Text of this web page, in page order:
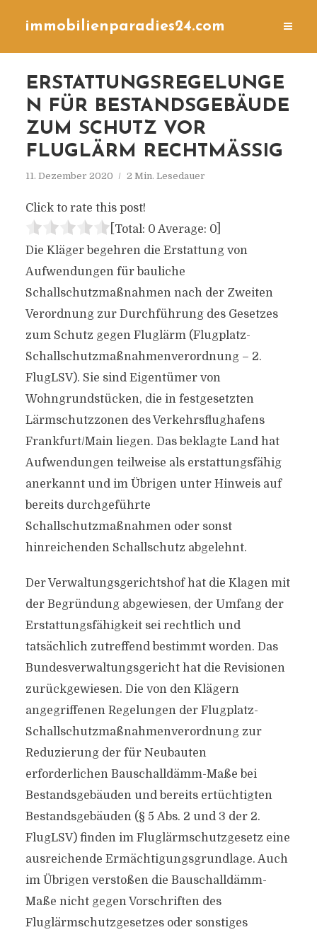
immobilienparadies24.com
ERSTATTUNGSREGELUNGE
N FÜR BESTANDSGEBÄUDE
ZUM SCHUTZ VOR
FLUGLÄRM RECHTMÄSSIG
11. Dezember 2020 2 Min. Lesedauer
Click to rate this post!
[Total: 0 Average: 0]
Die Kläger begehren die Erstattung von
Aufwendungen für bauliche
Schallschutzmaßnahmen nach der Zweiten
Verordnung zur Durchführung des Gesetzes
zum Schutz gegen Fluglärm (Flugplatz-
Schallschutzmaßnahmenverordnung – 2.
FlugLSV). Sie sind Eigentümer von
Wohngrundstücken, die in festgesetzten
Lärmschutzzonen des Verkehrsflughafens
Frankfurt/Main liegen. Das beklagte Land hat
Aufwendungen teilweise als erstattungsfähig
anerkannt und im Übrigen unter Hinweis auf
bereits durchgeführte
Schallschutzmaßnahmen oder sonst
hinreichenden Schallschutz abgelehnt.
Der Verwaltungsgerichtshof hat die Klagen mit
der Begründung abgewiesen, der Umfang der
Erstattungsfähigkeit sei rechtlich und
tatsächlich zutreffend bestimmt worden. Das
Bundesverwaltungsgericht hat die Revisionen
zurückgewiesen. Die von den Klägern
angegriffenen Regelungen der Flugplatz-
Schallschutzmaßnahmenverordnung zur
Reduzierung der für Neubauten
erforderlichen Bauschalldämm-Maße bei
Bestandsgebäuden und bereits ertüchtigten
Bestandsgebäuden (§ 5 Abs. 2 und 3 der 2.
FlugLSV) finden im Fluglärmschutzgesetz eine
ausreichende Ermächtigungsgrundlage. Auch
im Übrigen verstoßen die Bauschalldämm-
Maße nicht gegen Vorschriften des
Fluglärmschutzgesetzes oder sonstiges